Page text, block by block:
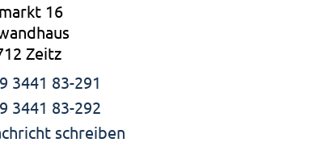
16
Zeitz
3441 83-291
3441 83-292
schreiben